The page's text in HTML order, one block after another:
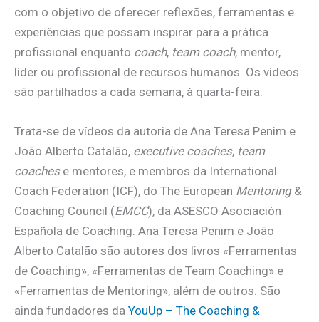
com o objetivo de oferecer reflexões, ferramentas e
experiências que possam inspirar para a prática
profissional enquanto coach, team coach, mentor,
líder ou profissional de recursos humanos. Os vídeos
são partilhados a cada semana, à quarta-feira.
Trata-se de vídeos da autoria de Ana Teresa Penim e
João Alberto Catalão, executive coaches, team
coachese mentores, e membros da International
Coach Federation (ICF), do The European Mentoring&
Coaching Council (EMCC), da ASESCO Asociación
Española de Coaching. Ana Teresa Penim e João
Alberto Catalão são autores dos livros «Ferramentas
de Coaching», «Ferramentas de Team Coaching» e
«Ferramentas de Mentoring», além de outros. São
ainda fundadores da YouUp – The Coaching &